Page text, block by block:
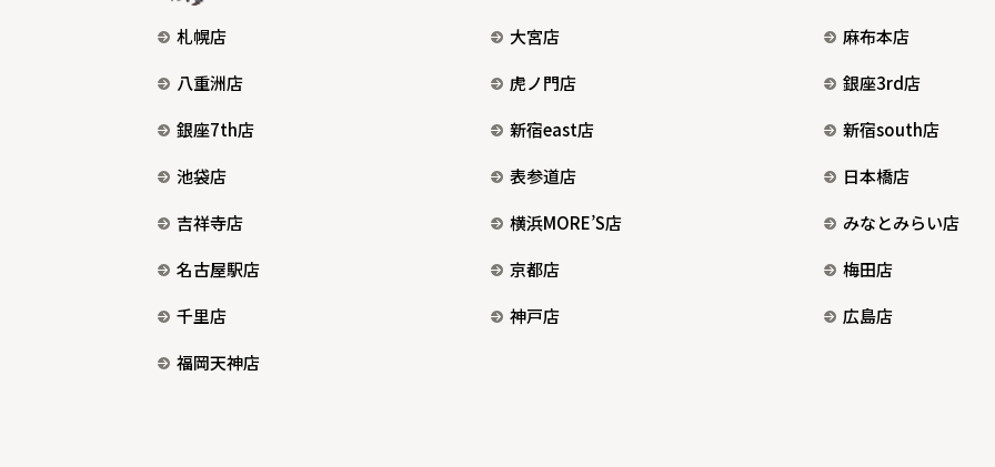
札幌店 大宮店
麻布本店
八重洲店
虎ノ門店
銀座3rd店
銀座7th店
新宿east店
新宿south店
池袋店
表参道店
日本橋店
吉祥寺店
横浜MORE’S店
みなとみらい店
名古屋駅店
京都店
梅田店
千里店
神戸店
広島店
福岡天神店